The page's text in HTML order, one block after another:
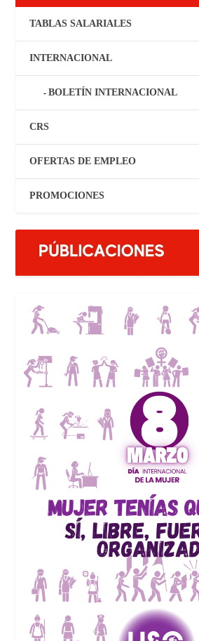
TABLAS SALARIALES
INTERNACIONAL
BOLETÍN INTERNACIONAL
CRS
OFERTAS DE EMPLEO
PROMOCIONES